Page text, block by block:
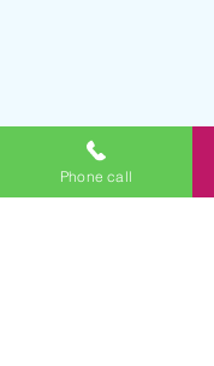
Phone call